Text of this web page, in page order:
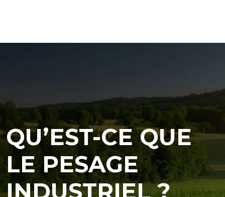
QU’EST-CE QUE
LE PESAGE
INDUSTRIEL ?